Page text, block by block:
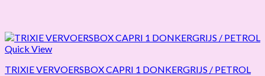
Quick View
TRIXIE VERVOERSBOX CAPRI 1 DONKERGRIJS / PETROL